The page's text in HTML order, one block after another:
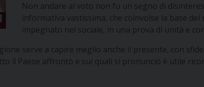
Non andare al voto non fu un segno di
informativa vastissima, che coinvolse la base
impegnato nel sociale, in una prova di unità e
serve a capire meglio anche il presente, con
il Paese affrontò e sui quali si pronunciò è utile